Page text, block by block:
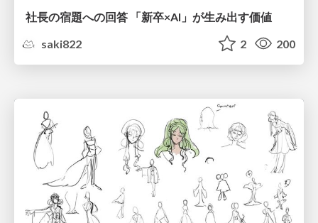
社長の宿題への回答 「新卒×AI」が生み出す価値
saki822
2 200